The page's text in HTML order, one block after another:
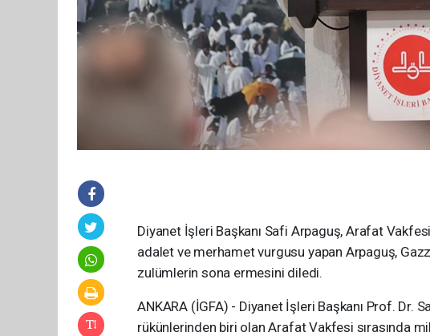
Diyanet İşleri Başkanı Safi Arpaguş, Arafat
adalet ve merhamet vurgusu yapan Arpaguş,
zulümlerin sona ermesini diledi.
ANKARA (İGFA) - Diyanet İşleri Başkanı Prof. Dr.
rükünlerinden biri olan Arafat Vakfesi sırasında